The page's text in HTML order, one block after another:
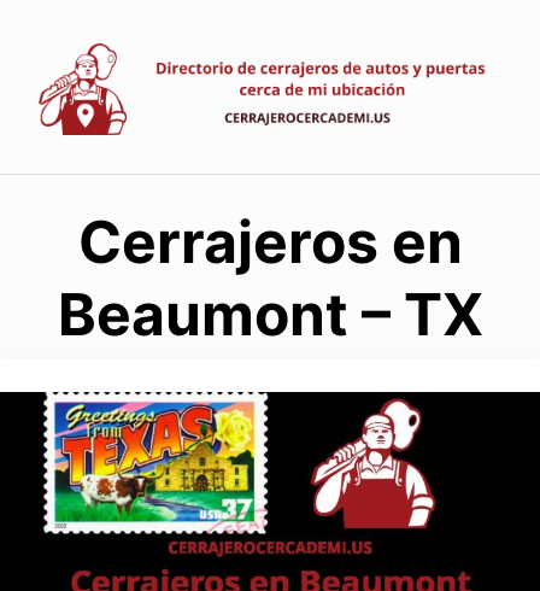
contenido
Cerrajeros en
Beaumont – TX